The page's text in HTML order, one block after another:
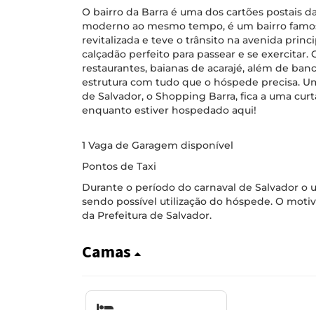
O bairro da Barra é uma dos cartões postais
moderno ao mesmo tempo, é um bairro
revitalizada e teve o trânsito na avenida
calçadão perfeito para passear e se exercitar.
restaurantes, baianas de acarajé, além de
estrutura com tudo que o hóspede precisa.
de Salvador, o Shopping Barra, fica a uma
enquanto estiver hospedado aqui!
1 Vaga de Garagem disponível
Pontos de Taxi
Durante o período do carnaval de Salvador o
sendo possível utilização do hóspede. O
da Prefeitura de Salvador.
Camas